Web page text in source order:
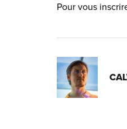
Pour vous